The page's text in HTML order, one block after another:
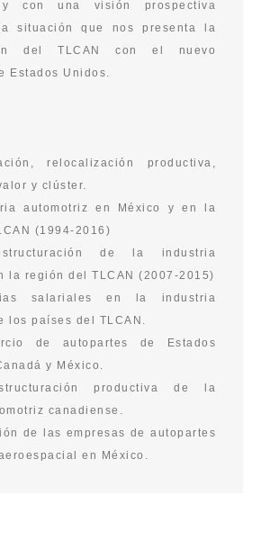
y con una visión prospectiva
situación que nos presenta la
del TLCAN con el nuevo
Estados Unidos.
relocalización productiva,
y clúster.
automotriz en México y en la
(1994-2016)
de la industria
la región del TLCAN (2007-2015)
salariales en la industria
los países del TLCAN.
de autopartes de Estados
y México.
productiva de la
canadiense.
de las empresas de autopartes
en México.